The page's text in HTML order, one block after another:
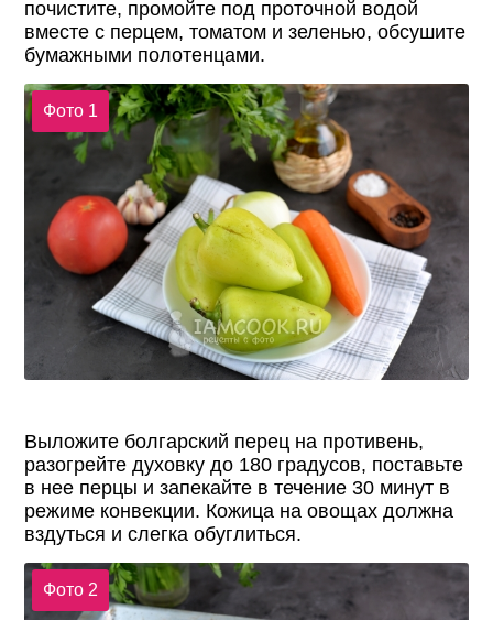
почистите, промойте под проточной водой
вместе с перцем, томатом и зеленью, обсушите
бумажными полотенцами.
Фото 1
Выложите болгарский перец на противень,
разогрейте духовку до 180 градусов, поставьте
в нее перцы и запекайте в течение 30 минут в
режиме конвекции. Кожица на овощах должна
вздуться и слегка обуглиться.
Фото 2